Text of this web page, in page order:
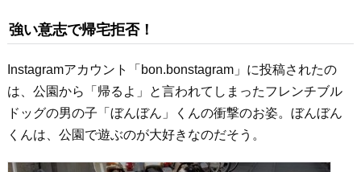
強い意志で帰宅拒否！
Instagramアカウント「bon.bonstagram」に投稿されたの
は、公園から「帰るよ」と言われてしまったフレンチブル
ドッグの男の子「ぼんぼん」くんの衝撃のお姿。ぼんぼん
くんは、公園で遊ぶのが大好きなのだそう。